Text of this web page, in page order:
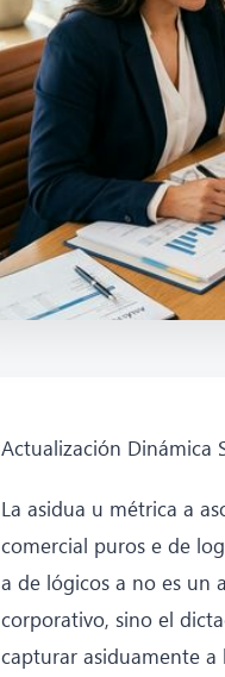
Actualización Dinámica
La asidua u métrica a
comercial puros e de
a de lógicos a no es un
corporativo, sino el
capturar asiduamente a